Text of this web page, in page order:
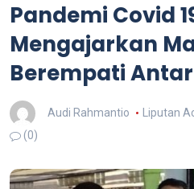
Pandemi Covid
Mengajarkan
Berempati
Audi Rahmantio Liputan
(0)